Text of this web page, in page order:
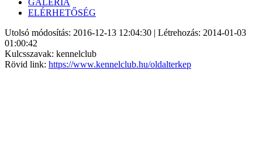
ELÉRHETŐSÉG
Utolsó módosítás: 2016-12-13 12:04:30 | Létrehozás: 2014-01-03
01:00:42
Kulcsszavak: kennelclub
Rövid link: https://www.kennelclub.hu/oldalterkep